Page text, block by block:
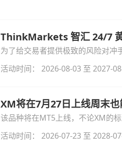
ThinkMarkets 智汇 24/7
为了给交易者提供极致的风险对
与白银交易！本文将为您详细拆解
活动时间： 2026-08-03 至 2027-
XM将在7月27日上线周末
该品种将在MT5上线，不论XM的
活动时间： 2026-07-23 至 2028-